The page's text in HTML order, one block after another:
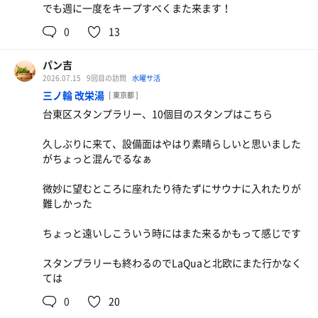
でも週に一度をキープすべくまた来ます！
0
13
パン吉
2026.07.15 9回目の訪問 水曜サ活
三ノ輪 改栄湯 [ 東京都 ]
台東区スタンプラリー、10個目のスタンプはこちら
久しぶりに来て、設備面はやはり素晴らしいと思いました
がちょっと混んでるなぁ
微妙に望むところに座れたり待たずにサウナに入れたりが
難しかった
ちょっと遠いしこういう時にはまた来るかもって感じです
スタンプラリーも終わるのでLaQuaと北欧にまた行かなく
ては
0
20